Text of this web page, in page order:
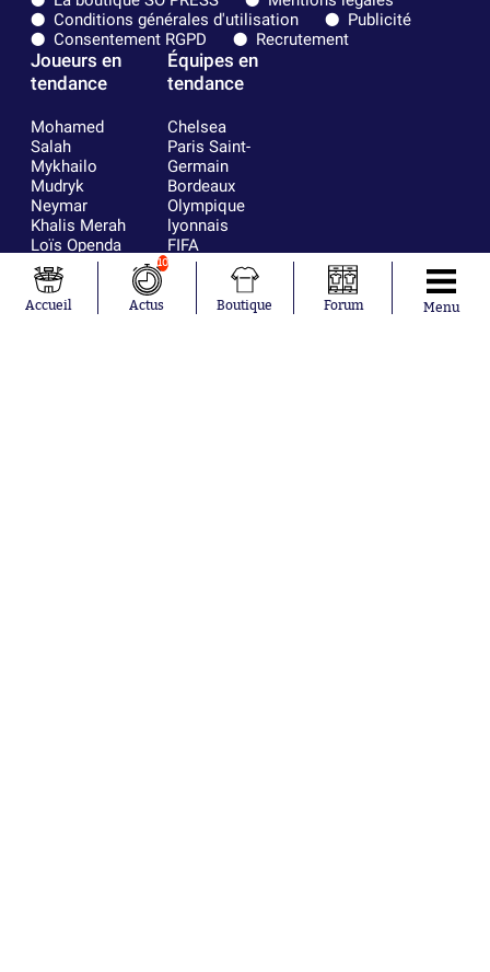
Conditions générales d'utilisation
Publicité
Consentement RGPD
Recrutement
Joueurs en
tendance
Mohamed
Salah
Mykhailo
Mudryk
Neymar
Khalis Merah
Loïs Openda
Moussa
Niakhaté
Nicolás
Équipes en
tendance
Chelsea
Paris Saint-
Germain
Bordeaux
Olympique
lyonnais
FIFA
Real Madrid
RC Strasbourg
AC Milan
Accueil
10
Actus Boutique Forum Menu